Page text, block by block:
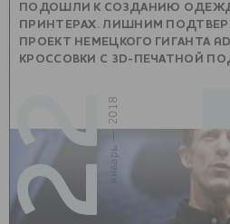
ПОДОШЛИ К СОЗДАНИЮ
ПРИНТЕРАХ. ЛИШНИМ
ПРОЕКТ НЕМЕЦКОГО ГИГАНТА
КРОССОВКИ С 3D-ПЕЧАТНОЙ
22
январь — 2018